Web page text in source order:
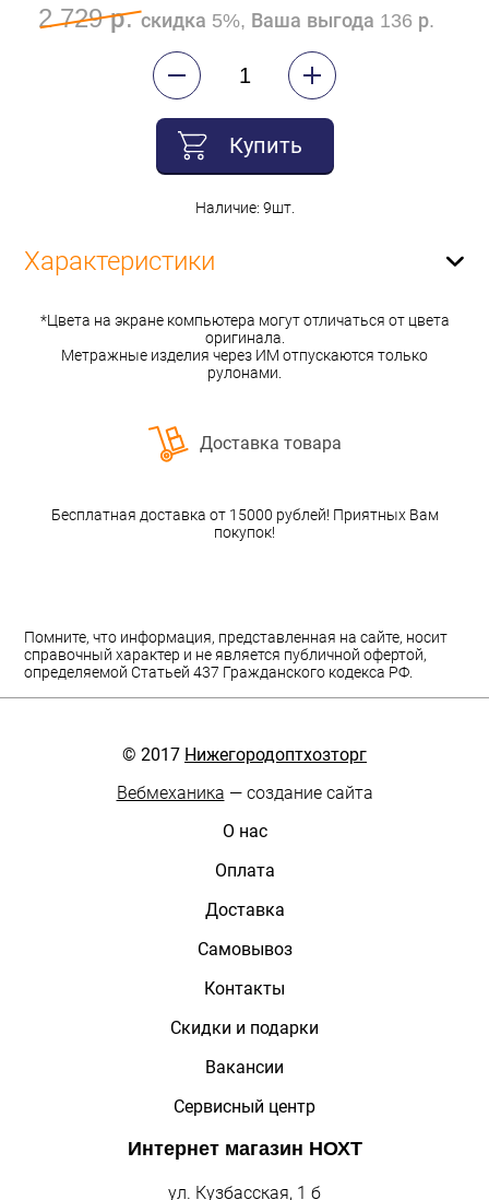
2 729 р.скидка 5%, Ваша выгода 136 р.
Купить
Наличие: 9шт.
Характеристики
*Цвета на экране компьютера могут отличаться от цвета
оригинала.
Метражные изделия через ИМ отпускаются только
рулонами.
Доставка товара
Бесплатная доставка от 15000 рублей! Приятных Вам
покупок!
Помните, что информация, представленная на сайте, носит
справочный характер и не является публичной офертой,
определяемой Статьей 437 Гражданского кодекса РФ.
© 2017 Нижегородоптхозторг
Вебмеханика — создание сайта
О нас
Оплата
Доставка
Самовывоз
Контакты
Скидки и подарки
Вакансии
Сервисный центр
Интернет магазин НОХТ
ул. Кузбасская, 1 б